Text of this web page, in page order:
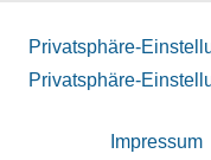
Privatsphäre-
Privatsphäre-
Impressum